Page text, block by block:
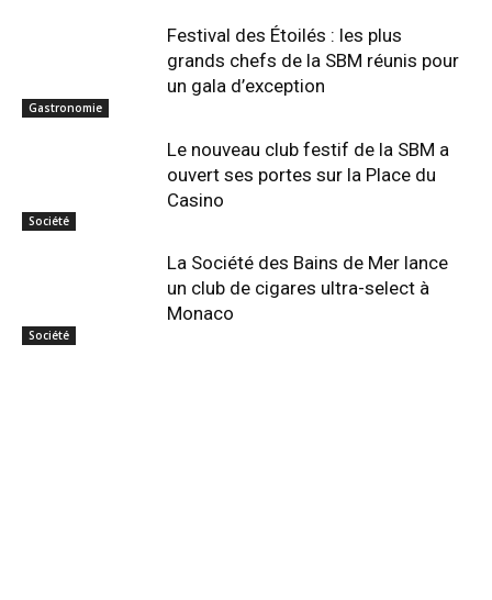
Gastronomie
Festival des Étoilés : les plus
grands chefs de la SBM réunis pour
un gala d’exception
Société
Le nouveau club festif de la SBM a
ouvert ses portes sur la Place du
Casino
Société
La Société des Bains de Mer lance
un club de cigares ultra-select à
Monaco